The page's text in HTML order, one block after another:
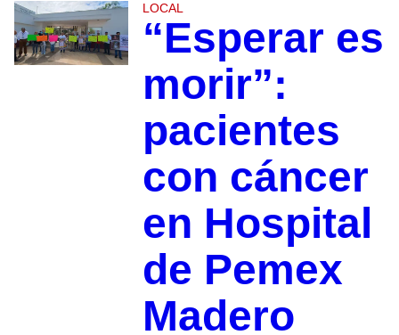
LOCAL
“Esperar es
morir”:
pacientes
con cáncer
en Hospital
de Pemex
Madero